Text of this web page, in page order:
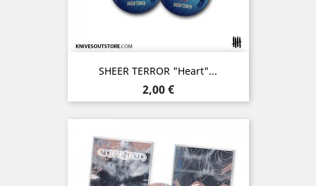
SHEER TERROR "Heart"...
Prix
2,00 €